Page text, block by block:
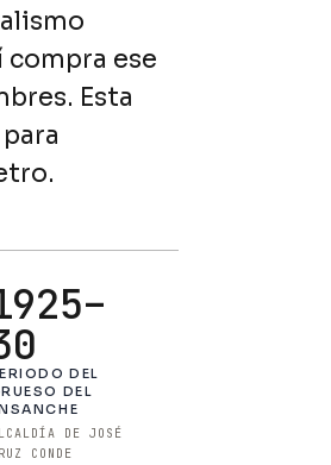
ese
Esta
DEL
DEL
DE JOSÉ
CONDE